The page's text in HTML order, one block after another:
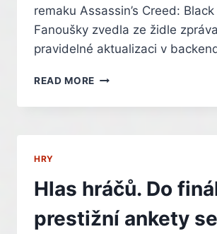
remaku Assassin’s Creed: Black
Fanoušky zvedla ze židle
pravidelné aktualizaci v
READ MORE BLÍŽÍ
OZNÁMENÍ
FLAG?
AKTUALIZACE
NA
STEAMU
HRY
Hlas hráčů. Do
prestižní ankety se